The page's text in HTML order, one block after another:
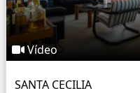
Vídeo
SANTA CECILIA